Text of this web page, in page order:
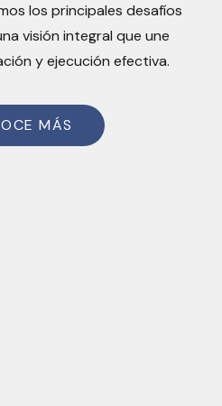
los principales desafíos
visión integral que une
y ejecución efectiva.
MÁS